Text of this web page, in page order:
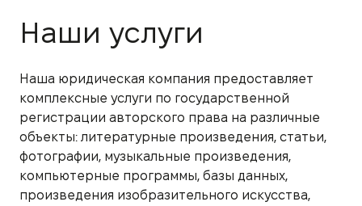
Наши услуги
Наша юридическая компания предоставляет
комплексные услуги по государственной
регистрации авторского права на различные
объекты: литературные произведения, статьи,
фотографии, музыкальные произведения,
компьютерные программы, базы данных,
произведения изобразительного искусства,